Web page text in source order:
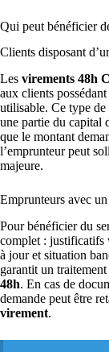
Qui peut bénéficier
Clients disposant
Les virements 48h
aux clients possédant
utilisable. Ce type
une partie du capital
que le montant
l’emprunteur peut
majeure.
Emprunteurs avec
Pour bénéficier du
complet : justificatifs
à jour et situation
garantit un
48h. En cas de
demande peut être
virement.